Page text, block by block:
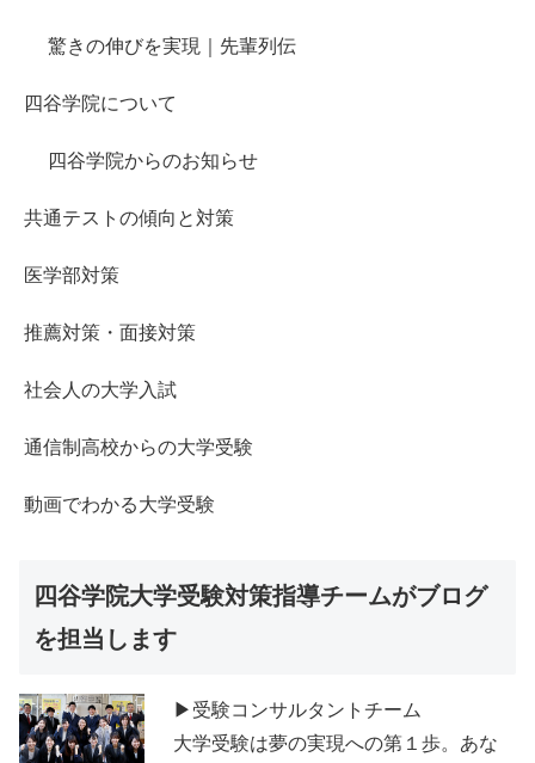
驚きの伸びを実現｜先輩列伝
四谷学院について
四谷学院からのお知らせ
共通テストの傾向と対策
医学部対策
推薦対策・面接対策
社会人の大学入試
通信制高校からの大学受験
動画でわかる大学受験
四谷学院大学受験対策指導チームがブログ
を担当します
▶受験コンサルタントチーム
大学受験は夢の実現への第１歩。あな